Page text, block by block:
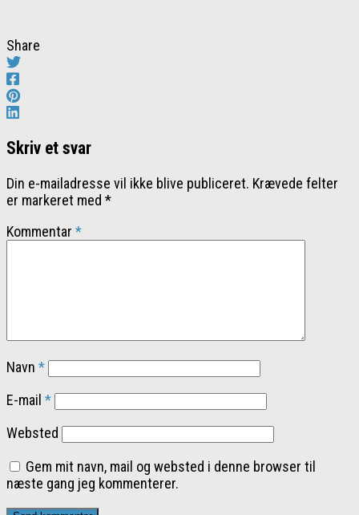
Share
Skriv et svar
Din e-mailadresse vil ikke blive publiceret. Krævede felter
er markeret med *
Kommentar *
Navn *
E-mail *
Websted
Gem mit navn, mail og websted i denne browser til
næste gang jeg kommenterer.